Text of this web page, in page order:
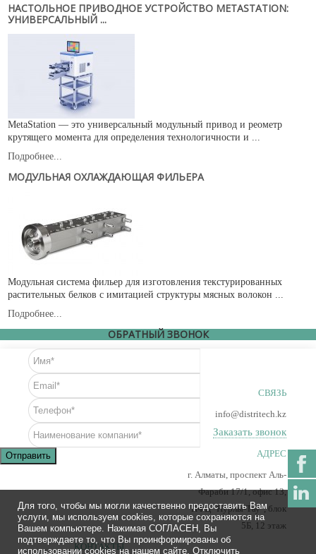
Для того, чтобы мы могли качественно предоставить Вам
услуги, мы используем cookies, которые сохраняются на
Вашем компьютере. Нажимая СОГЛАСЕН, Вы
подтверждаете то, что Вы проинформированы об
использовании cookies на нашем сайте. Отключить
НАСТОЛЬНОЕ ПРИВОДНОЕ УСТРОЙСТВО METASTATION:
УНИВЕРСАЛЬНЫЙ ...
MetaStation — это универсальный модульный привод и реометр
крутящего момента для определения технологичности и ...
Подробнее...
МОДУЛЬНАЯ ОХЛАЖДАЮЩАЯ ФИЛЬЕРА
Модульная система фильер для изготовления текстурированных
растительных белков с имитацией структуры мясных волокон ...
Подробнее...
ОБРАТНЫЙ ЗВОНОК
Отправить
СВЯЗЬ
info@distritech.kz
Заказать звонок
АДРЕС
г. Алматы, проспект Аль-
Фараби 17/1, офис 13,
ПФЦ "Нурлы-Тау", блок
5Б, 12 этаж
КОНТАКТЫ